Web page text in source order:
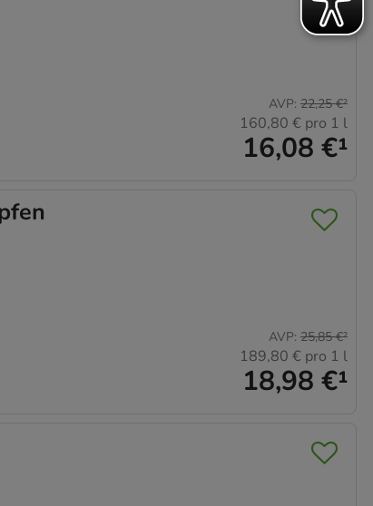
16,08 €¹
AVP: 22,25 €²
160,80 € pro 1 l
18,98 €¹
AVP: 25,85 €²
189,80 € pro 1 l